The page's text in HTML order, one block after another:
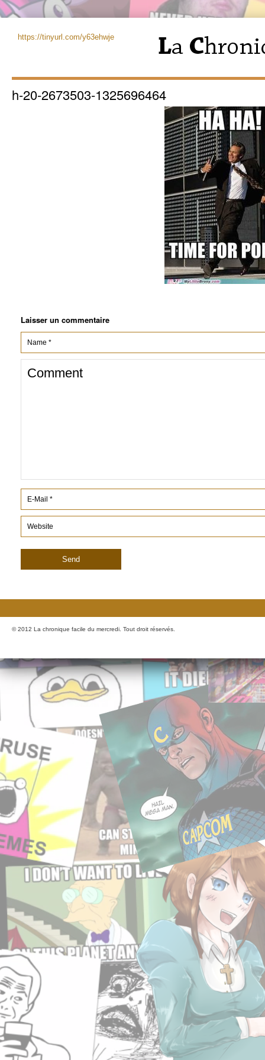
https://tinyurl.com/y63ehwje
h-20-2673503-1325696464
Laisser un commentaire
© 2012 La chronique facile du mercredi. Tout droit réservés.